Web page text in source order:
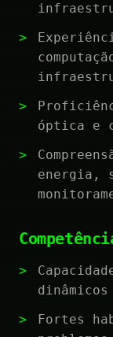
óptica e
energia,
Fortes